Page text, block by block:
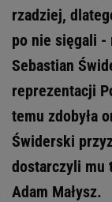
rzadziej,
po nie sięgali -
Sebastian
reprezentacji
temu zdobyła
Świderski
dostarczyli mu
Adam Małysz.